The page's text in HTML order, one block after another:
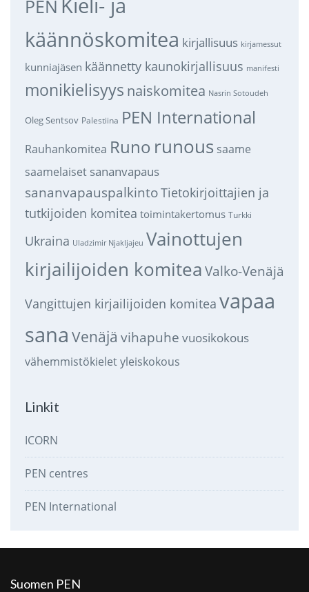
PEN
käännöskomitea kirjallisuus kirjamessut
kunniajäsen käännetty kaunokirjallisuus manifesti
monikielisyys naiskomitea Nasrin Sotoudeh
Oleg Sentsov Palestiina PEN International
Rauhankomitea Runo runous saame
saamelaiset sananvapaus
sananvapauspalkintoTietokirjoittajien ja
tutkijoiden komitea toimintakertomus Turkki
Ukraina Uladzimir Njakljajeu Vainottujen
kirjailijoiden komitea Valko-Venäjä
Vangittujen kirjailijoiden komitea vapaa
sana Venäjä vihapuhe vuosikokous
vähemmistökieletyleiskokous
Linkit
ICORN
PEN centres
PEN International
Suomen PEN